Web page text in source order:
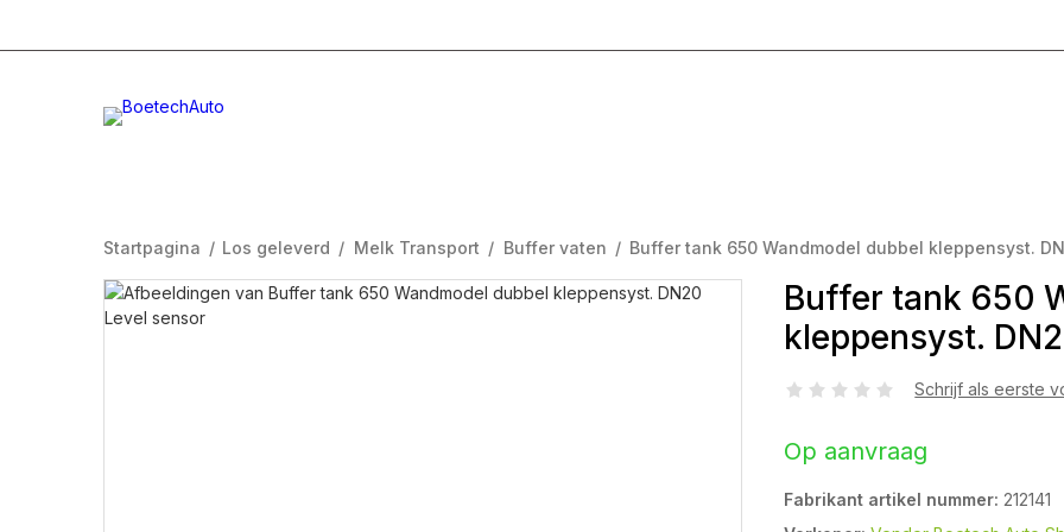
Startpagina / Los geleverd / Melk Transport / Buffer vaten / Buffer tank 650 Wandmodel dubbel kleppensyst.
Buffer tank 650
kleppensyst.
Schrijf als eerste
Op aanvraag
Fabrikant artikel nummer: 212141